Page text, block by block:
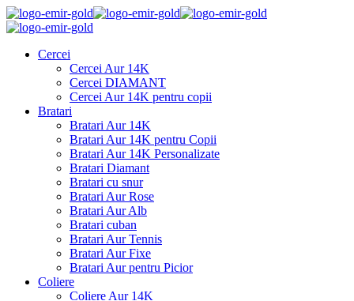
Cercei
Cercei Aur 14K
Cercei DIAMANT
Cercei Aur 14K pentru copii
Bratari
Bratari Aur 14K
Bratari Aur 14K pentru Copii
Bratari Aur 14K Personalizate
Bratari Diamant
Bratari cu snur
Bratari Aur Rose
Bratari Aur Alb
Bratari cuban
Bratari Aur Tennis
Bratari Aur Fixe
Bratari Aur pentru Picior
Coliere
Coliere Aur 14K